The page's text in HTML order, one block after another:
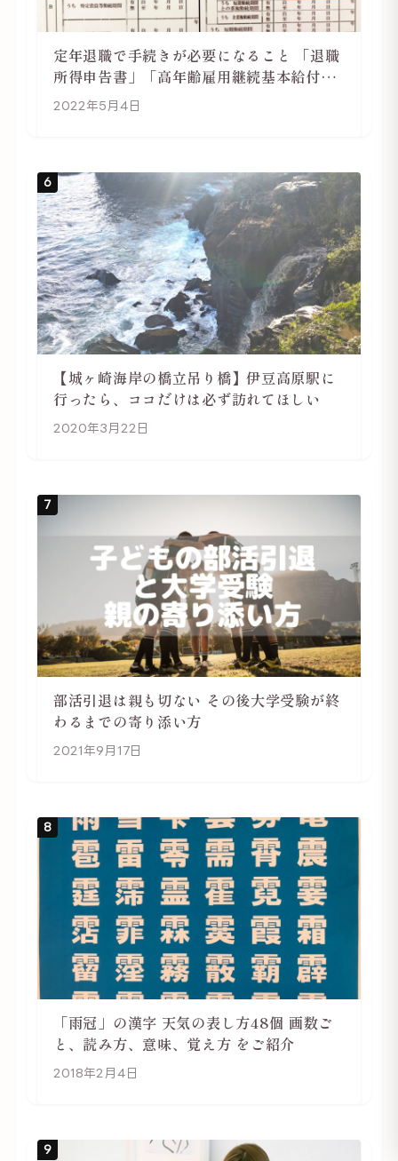
定年退職で手続きが必要になること 「退職
所得申告書」「高年齢雇用継続基本給付金
受給資格確認」
2022年5月4日
6
【城ヶ崎海岸の橋立吊り橋】伊豆高原駅に
行ったら、ココだけは必ず訪れてほしい
2020年3月22日
7
部活引退は親も切ない その後大学受験が終
わるまでの寄り添い方
2021年9月17日
8
「雨冠」の漢字 天気の表し方48個 画数ご
と、読み方、意味、覚え方 をご紹介
2018年2月4日
9